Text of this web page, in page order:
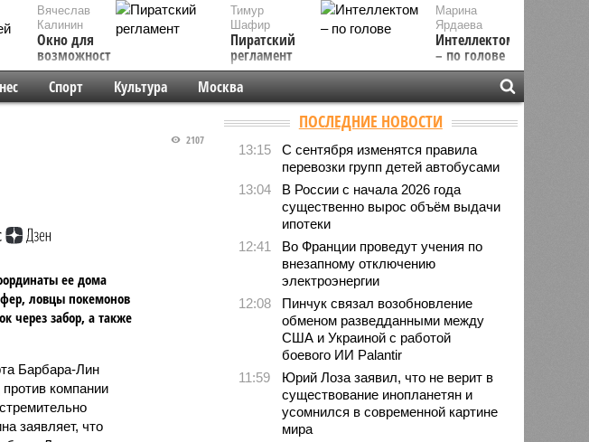
Вячеслав
Калинин
Окно для
возможностей
Марина
Ярдаева
Интеллектом
– по голове
Тимур
Шафир
Пиратский
регламент
Спорт Культура Москва
2107
ее дома
ловцы покемонов
через забор, а также
Барбара-Лин
компании
заявляет, что
ПОСЛЕДНИЕ НОВОСТИ
13:15
С сентября изменятся правила
перевозки групп детей автобусами
13:04
В России с начала 2026 года
существенно вырос объём выдачи
ипотеки
12:41
Во Франции проведут учения по
внезапному отключению
электроэнергии
12:08
Пинчук связал возобновление
обменом разведданными между
США и Украиной с работой
боевого ИИ Palantir
11:59
Юрий Лоза заявил, что не верит в
существование инопланетян и
усомнился в современной картине
мира